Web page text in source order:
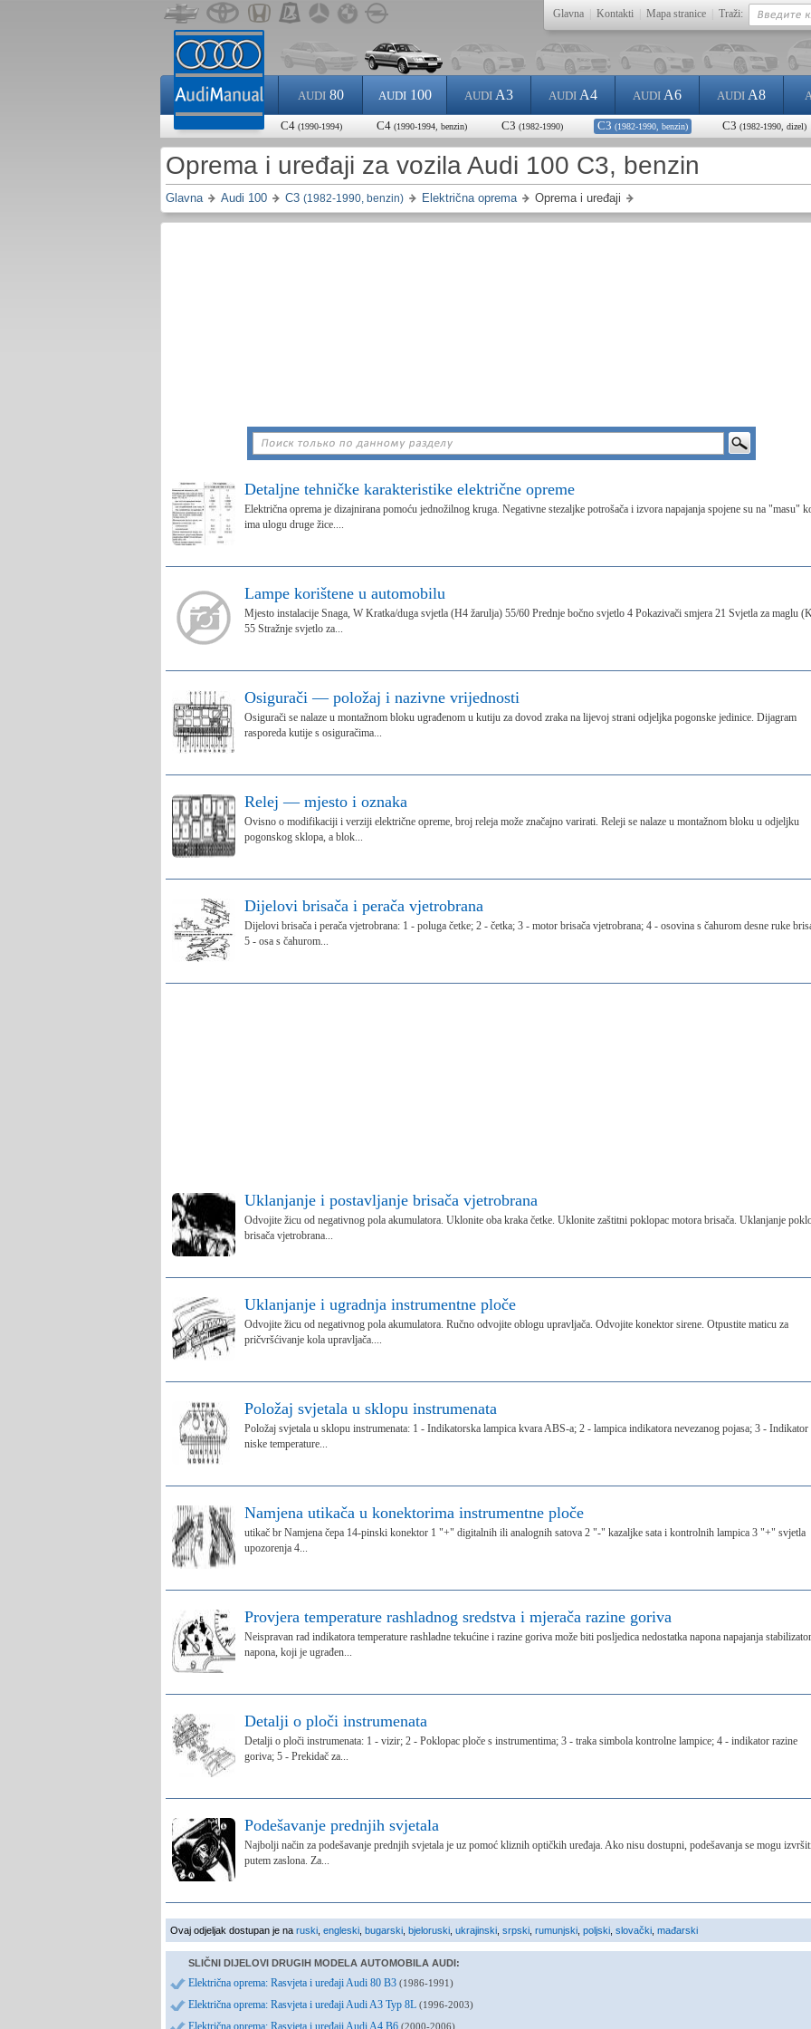
Glavna Kontakti Mapa stranice Traži:
AUDI80 AUDI100 AUDI A3 AUDI A4 AUDI A6 AUDI A8
C4 (1990-1994) C4 (1990-1994, benzin) C3 (1982-1990) C3 (1982-1990, benzin) C3 (1982-1990, dizel)
Oprema i uređaji za vozila Audi 100 C3, benzin
Glavna Audi 100 C3 (1982-1990, benzin) Električna oprema Oprema i uređaji
Detaljne tehničke karakteristike električne opreme
Električna oprema je dizajnirana pomoću jednožilnog kruga. Negativne stezaljke potrošača i izvora napajanja spojene su na "masu"
ima ulogu druge žice....
Lampe korištene u automobilu
Mjesto instalacije Snaga, W Kratka/duga svjetla (H4 žarulja) 55/60 Prednje bočno svjetlo 4 Pokazivači smjera 21 Svjetla za maglu
55 Stražnje svjetlo za...
Osigurači — položaj i nazivne vrijednosti
Osigurači se nalaze u montažnom bloku ugrađenom u kutiju za dovod zraka na lijevoj strani odjeljka pogonske jedinice. Dijagram
rasporeda kutije s osiguračima...
Relej — mjesto i oznaka
Ovisno o modifikaciji i verziji električne opreme, broj releja može značajno varirati. Releji se nalaze u montažnom bloku u odjeljku
pogonskog sklopa, a blok...
Dijelovi brisača i perača vjetrobrana
Dijelovi brisača i perača vjetrobrana: 1 - poluga četke; 2 - četka; 3 - motor brisača vjetrobrana; 4 - osovina s čahurom desne ruke
5 - osa s čahurom...
Uklanjanje i postavljanje brisača vjetrobrana
Odvojite žicu od negativnog pola akumulatora. Uklonite oba kraka četke. Uklonite zaštitni poklopac motora brisača. Uklanjanje
brisača vjetrobrana...
Uklanjanje i ugradnja instrumentne ploče
Odvojite žicu od negativnog pola akumulatora. Ručno odvojite oblogu upravljača. Odvojite konektor sirene. Otpustite maticu za
pričvršćivanje kola upravljača....
Položaj svjetala u sklopu instrumenata
Položaj svjetala u sklopu instrumenata: 1 - Indikatorska lampica kvara ABS-a; 2 - lampica indikatora nevezanog pojasa; 3 - Indikator
niske temperature...
Namjena utikača u konektorima instrumentne ploče
utikač br Namjena čepa 14-pinski konektor 1 "+" digitalnih ili analognih satova 2 "-" kazaljke sata i kontrolnih lampica 3 "+" svjetla
upozorenja 4...
Provjera temperature rashladnog sredstva i mjerača razine goriva
Neispravan rad indikatora temperature rashladne tekućine i razine goriva može biti posljedica nedostatka napona napajanja
napona, koji je ugrađen...
Detalji o ploči instrumenata
Detalji o ploči instrumenata: 1 - vizir; 2 - Poklopac ploče s instrumentima; 3 - traka simbola kontrolne lampice; 4 - indikator razine
goriva; 5 - Prekidač za...
Podešavanje prednjih svjetala
Najbolji način za podešavanje prednjih svjetala je uz pomoć kliznih optičkih uređaja. Ako nisu dostupni, podešavanja se mogu
putem zaslona. Za...
Ovaj odjeljak dostupan je na ruski engleski bugarski bjeloruski ukrajinski srpski rumunjski poljski slovački mađarski
SLIČNI DIJELOVI DRUGIH MODELA AUTOMOBILA AUDI:
Električna oprema: Rasvjeta i uređaji Audi 80 B3 (1986-1991)
Električna oprema: Rasvjeta i uređaji Audi A3 Typ 8L (1996-2003)
Električna oprema: Rasvjeta i uređaji Audi A4 B6 (2000-2006)